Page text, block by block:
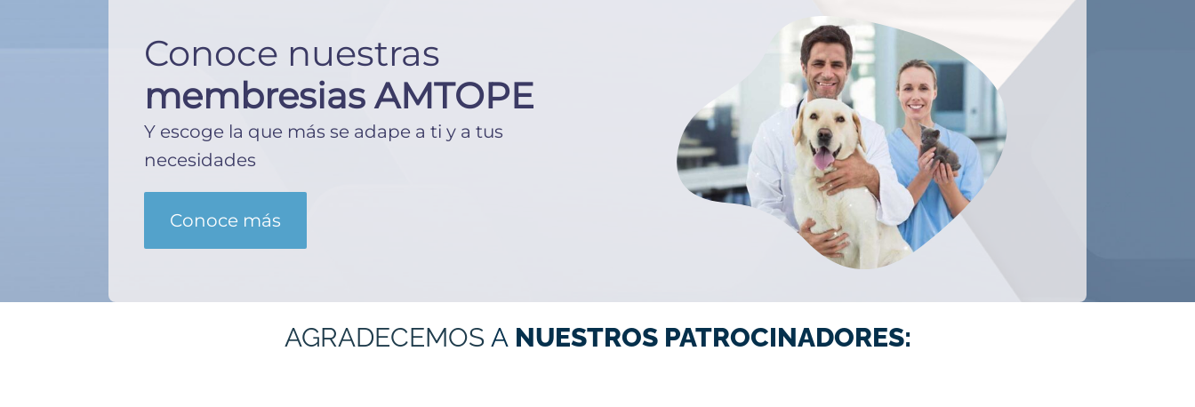
Conoce nuestras
membresias AMTOPE
Y escoge la que más se adape a ti y a tus
necesidades
Conoce más
AGRADECEMOS A NUESTROS PATROCINADORES: